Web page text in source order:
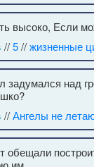
высоко, Если
//5//жизненные
задумался над
//Ангелы не
обещали